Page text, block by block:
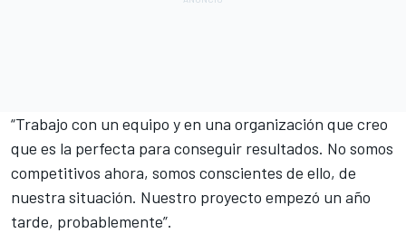
“Trabajo con un equipo y en una organización que creo
que es la perfecta para conseguir resultados. No somos
competitivos ahora, somos conscientes de ello, de
nuestra situación. Nuestro proyecto empezó un año
tarde, probablemente”.